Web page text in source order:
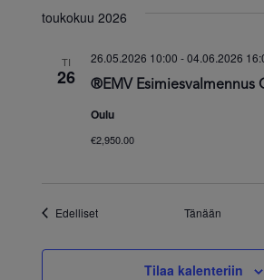
toukokuu 2026
TI
26 ®EMV Esimiesvalmennus
26.05.2026 10:00 -04.06.2026
Oulu
€2,950.00
EdellisetTapahtumat Tänään
Tilaa kalenteriin